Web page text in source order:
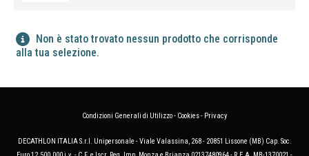
Non è stato trovato nessun prodotto che corrisponde
alla tua selezione.
Condizioni Generali di Utilizzo- Cookies- Privacy
DECATHLON ITALIA S.r.l. Unipersonale - Viale Valassina, 268 - 20851 Lissone (MB) Cap. Soc.